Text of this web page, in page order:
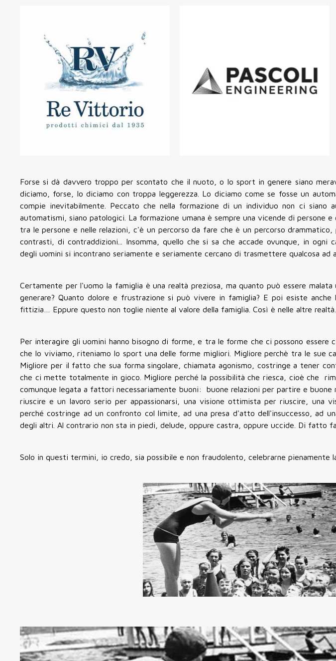
Forse si dà davvero troppo per scontato che il nuoto, o lo sport in genere siano
diciamo, forse, lo diciamo con troppa leggerezza. Lo diciamo come se fosse un
compie inevitabilmente. Peccato che nella formazione di un individuo non ci siano
automatismi, siano patologici. La formazione umana è sempre una vicende di persone
tra le persone e nelle relazioni, c'è un percorso da fare che è un percorso
contrasti, di contraddizioni... Insomma, quello che si sa che accade ovunque, in ogni
degli uomini si incontrano seriamente e seriamente cercano di trasmettere qualcosa ad
Certamente per l'uomo la famiglia è una realtà preziosa, ma quanto può essere
generare? Quanto dolore e frustrazione si può vivere in famiglia? E poi esiste anche
fittizia… Eppure questo non toglie niente al valore della famiglia. Così è nelle altre
Per interagire gli uomini hanno bisogno di forme, e tra le forme che ci possono
che lo viviamo, riteniamo lo sport una delle forme migliori. Migliore perchè tra le sue
Migliore per il fatto che sua forma singolare, chiamata agonismo, costringe a tener
che ci mette totalmente in gioco. Migliore perché la possibilità che riesca, cioè che
comunque legata a fattori necessariamente buoni: buone relazioni per partire e buone
riuscire e un lavoro serio per appassionarsi, una visione ottimista per riuscire, una
perché costringe ad un confronto col limite, ad una presa d'atto dell'insuccesso, ad
degli altri. Al contrario non sta in piedi, delude, oppure castra, oppure uccide. Di fatto
Solo in questi termini, io credo, sia possibile e non fraudolento, celebrarne pienamente